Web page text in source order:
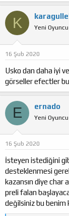
K Yeni Oyuncu
16 Şub 2020
Usko dan daha iyi
görseller efectler
E ernado
Yeni Oyuncu
16 Şub 2020
İsteyen istediğini
desteklenmesi
kazansın diye char
preli falan
değilsiniz bu benim